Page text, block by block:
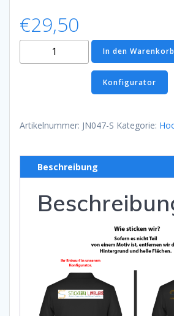
€29,50
Hooded
Sweat
In den Warenkorb
Konfigurator
Artikelnummer: JN047-S Kategorie:
Beschreibung